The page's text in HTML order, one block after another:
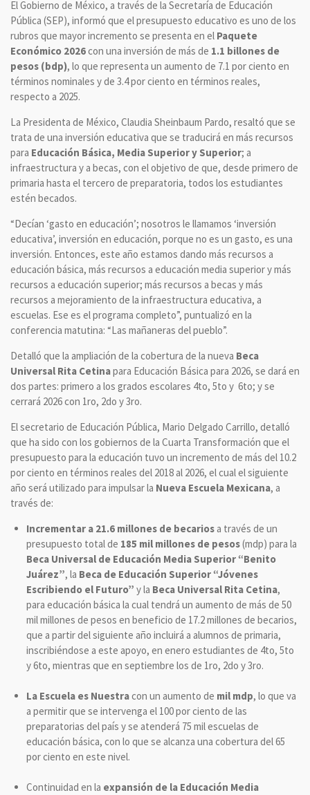
El Gobierno de México, a través de la Secretaría de Educación
Pública (SEP), informó que el presupuesto educativo es uno de los
rubros que mayor incremento se presenta en el Paquete
Económico 2026con una inversión de más de 1.1 billones de
pesos (bdp), lo que representa un aumento de 7.1 por ciento en
términos nominales y de 3.4 por ciento en términos reales,
respecto a 2025.
La Presidenta de México, Claudia Sheinbaum Pardo, resaltó que se
trata de una inversión educativa que se traducirá en más recursos
para Educación Básica, Media Superior y Superior; a
infraestructura y a becas, con el objetivo de que, desde primero de
primaria hasta el tercero de preparatoria, todos los estudiantes
estén becados.
“Decían ‘gasto en educación’; nosotros le llamamos ‘inversión
educativa’, inversión en educación, porque no es un gasto, es una
inversión. Entonces, este año estamos dando más recursos a
educación básica, más recursos a educación media superior y más
recursos a educación superior; más recursos a becas y más
recursos a mejoramiento de la infraestructura educativa, a
escuelas. Ese es el programa completo”, puntualizó en la
conferencia matutina: “Las mañaneras del pueblo”.
Detalló que la ampliación de la cobertura de la nueva Beca
Universal Rita Cetinapara Educación Básica para 2026, se dará en
dos partes: primero a los grados escolares 4to, 5to y 6to; y se
cerrará 2026 con 1ro, 2do y 3ro.
El secretario de Educación Pública, Mario Delgado Carrillo, detalló
que ha sido con los gobiernos de la Cuarta Transformación que el
presupuesto para la educación tuvo un incremento de más del 10.2
por ciento en términos reales del 2018 al 2026, el cual el siguiente
año será utilizado para impulsar la Nueva Escuela Mexicana, a
través de:
Incrementar a 21.6 millones de becarios a través de un
presupuesto total de 185 mil millones de pesos(mdp) para la
Beca Universal de Educación Media Superior “Benito
Juárez”, la Beca de Educación Superior “Jóvenes
Escribiendo el Futuro” y la Beca Universal Rita Cetina,
para educación básica la cual tendrá un aumento de más de 50
mil millones de pesos en beneficio de 17.2 millones de becarios,
que a partir del siguiente año incluirá a alumnos de primaria,
inscribiéndose a este apoyo, en enero estudiantes de 4to, 5to
y 6to, mientras que en septiembre los de 1ro, 2do y 3ro.
La Escuela es Nuestracon un aumento de mil mdp, lo que va
a permitir que se intervenga el 100 por ciento de las
preparatorias del país y se atenderá 75 mil escuelas de
educación básica, con lo que se alcanza una cobertura del 65
por ciento en este nivel.
Continuidad en la expansión de la Educación Media